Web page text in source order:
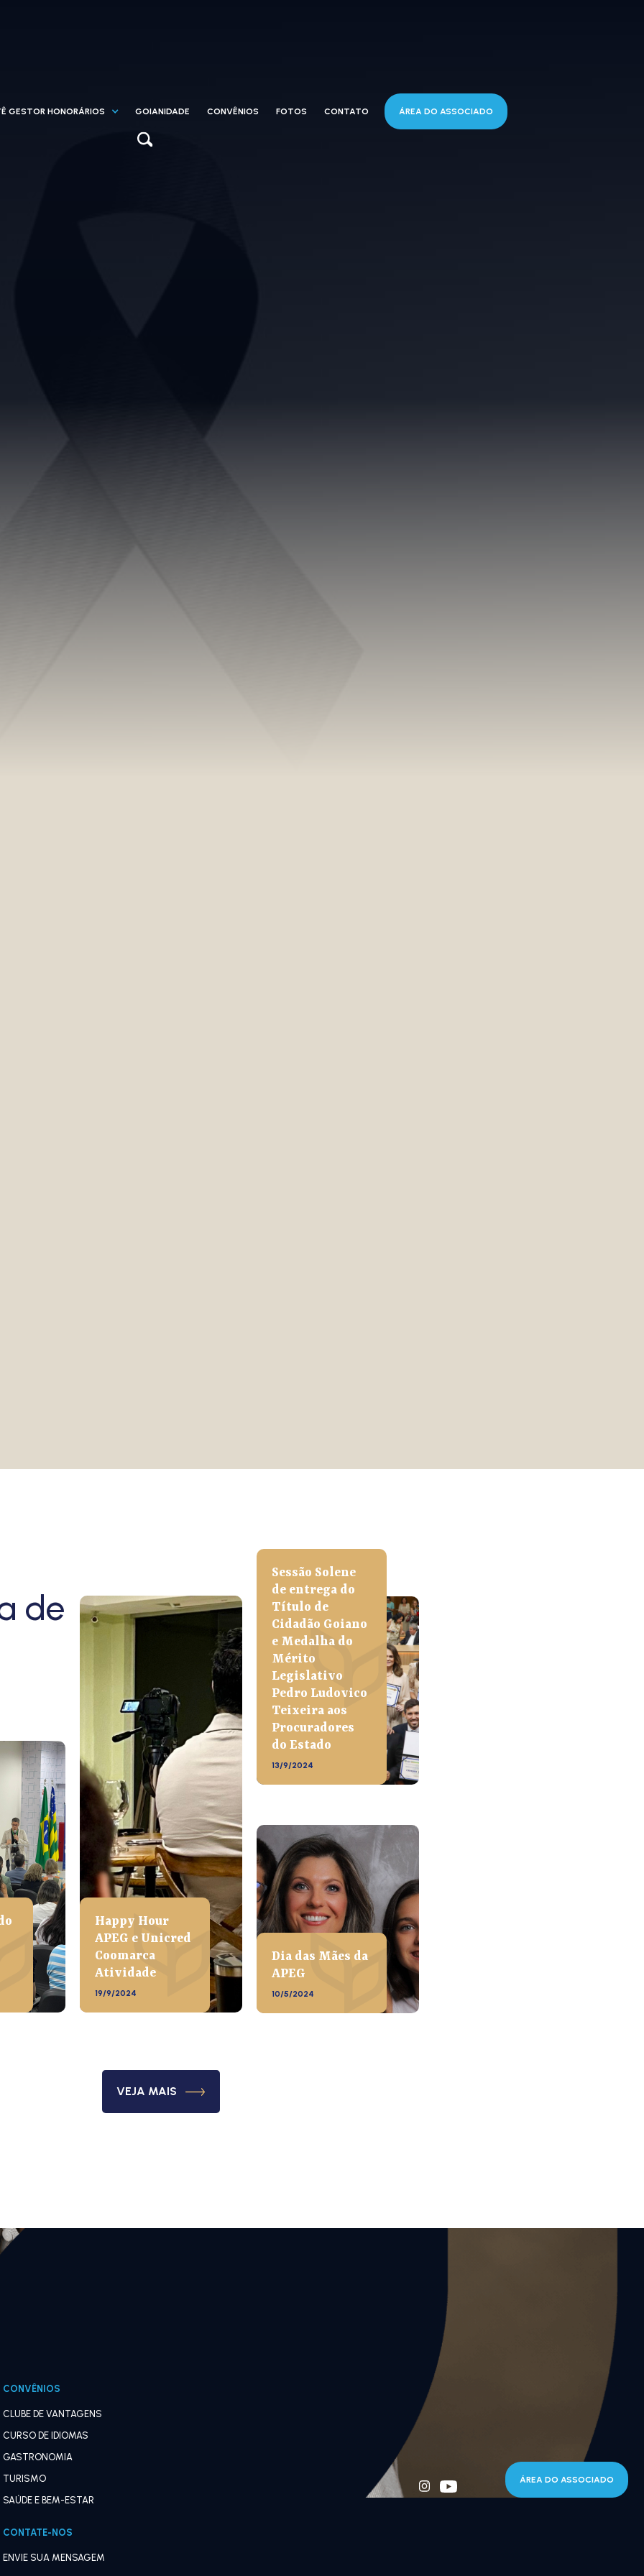
GESTOR HONORÁRIOS GOIANIDADE CONVÊNIOS FOTOS CONTATO ÁREA DO ASSOCIADO
de
Happy Hour
APEG e Unicred
Coomarca
Atividade
19/9/2024
Sessão Solene
de entrega do
Título de
Cidadão Goiano
e Medalha do
Mérito
Legislativo
Pedro Ludovico
Teixeira aos
Procuradores
do Estado
13/9/2024
Dia das Mães da
APEG
10/5/2024
VEJA MAIS
CONVÊNIOS
CLUBE DE VANTAGENS
CURSO DE IDIOMAS
GASTRONOMIA
TURISMO
SAÚDE E BEM-ESTAR
CONTATE-NOS
ENVIE SUA MENSAGEM
ÁREA DO ASSOCIADO